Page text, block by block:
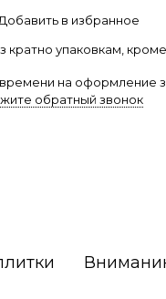
Добавить в избранное
кратно упаковкам,
на оформление
обратный звонок